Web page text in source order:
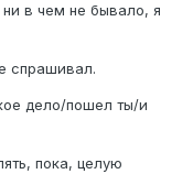
в чем не бывало, я
спрашивал.
дело/пошел ты/и
пока, целую